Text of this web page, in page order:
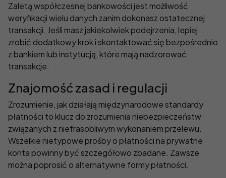
Zaletą współczesnej bankowości jest możliwość
weryfikacji wielu danych zanim dokonasz ostatecznej
transakcji. Jeśli masz jakiekolwiek podejrzenia, lepiej
zrobić dodatkowy krok i skontaktować się bezpośrednio
z bankiem lub instytucją, które mają nadzorować
transakcje.
Znajomość zasad i regulacji
Zrozumienie, jak działają międzynarodowe standardy
płatności to klucz do zrozumienia niebezpieczeństw
związanych z niefrasobliwym wykonaniem przelewu.
Wszelkie nietypowe prośby o płatności na prywatne
konta powinny być szczegółowo zbadane. Zawsze
można poprosić o alternatywne formy płatności.